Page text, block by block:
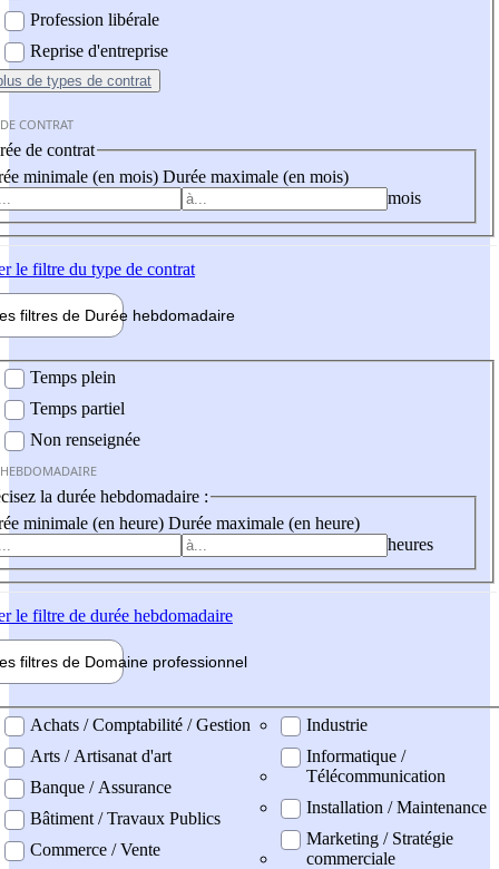
Profession libérale
Reprise d'entreprise
de types de contrat
CONTRAT
de contrat
minimale (en mois) Durée maximale (en mois)
mois
le filtre du type de contrat
filtres de Durée hebdomadaire
Temps plein
Temps partiel
Non renseignée
la durée hebdomadaire :
minimale (en heure) Durée maximale (en heure)
heures
le filtre de durée hebdomadaire
filtres de Domaine professionnel
professionel
Achats / Comptabilité / Gestion
Arts / Artisanat d'art
Banque / Assurance
Bâtiment / Travaux Publics
Commerce / Vente
Industrie
Informatique /
Télécommunication
Installation / Maintenance
Marketing / Stratégie
commerciale